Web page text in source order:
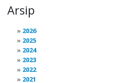
Arsip
2026
2025
2024
2023
2022
2021